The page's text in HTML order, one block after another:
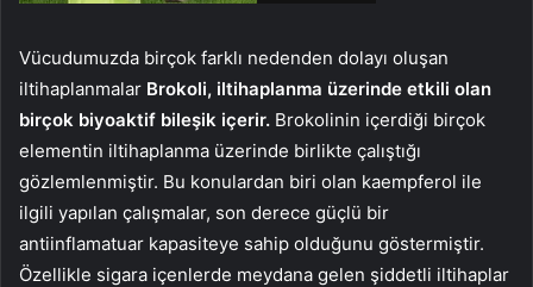
Vücudumuzda birçok farklı nedenden dolayı oluşan
iltihaplanmalar Brokoli, iltihaplanma üzerinde etkili olan
birçok biyoaktif bileşik içerir. Brokolinin içerdiği birçok
elementin iltihaplanma üzerinde birlikte çalıştığı
gözlemlenmiştir. Bu konulardan biri olan kaempferol ile
ilgili yapılan çalışmalar, son derece güçlü bir
antiinflamatuar kapasiteye sahip olduğunu göstermiştir.
Özellikle sigara içenlerde meydana gelen şiddetli iltihaplar